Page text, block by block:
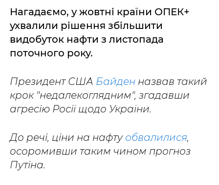
Нагадаємо, у жовтні країни ОПЕК+
ухвалили рішення збільшити
видобуток нафти з листопада
поточного року.
Президент США Байден назвав такий
крок "недалекоглядним", згадавши
агресію Росії щодо України.
До речі, ціни на нафту обвалилися,
осоромивши таким чином прогноз
Путіна.